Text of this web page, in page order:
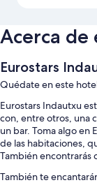
Acerca
Eurostars
Quédate en este
Eurostars Indautxu
con, entre otros, una
un bar. Toma algo en
de las habitaciones,
También encontrarás
También te